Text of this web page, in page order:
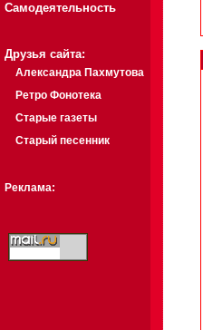
Самодеятельность
Друзья сайта:
Александра Пахмутова
Ретро Фонотека
Старые газеты
Старый песенник
Реклама: